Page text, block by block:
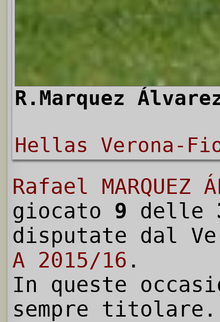
R.Marquez
Hellas Verona-
Rafael MARQUEZ
giocato 9 delle
disputate dal
A 2015/16 .
In queste
sempre titolare.